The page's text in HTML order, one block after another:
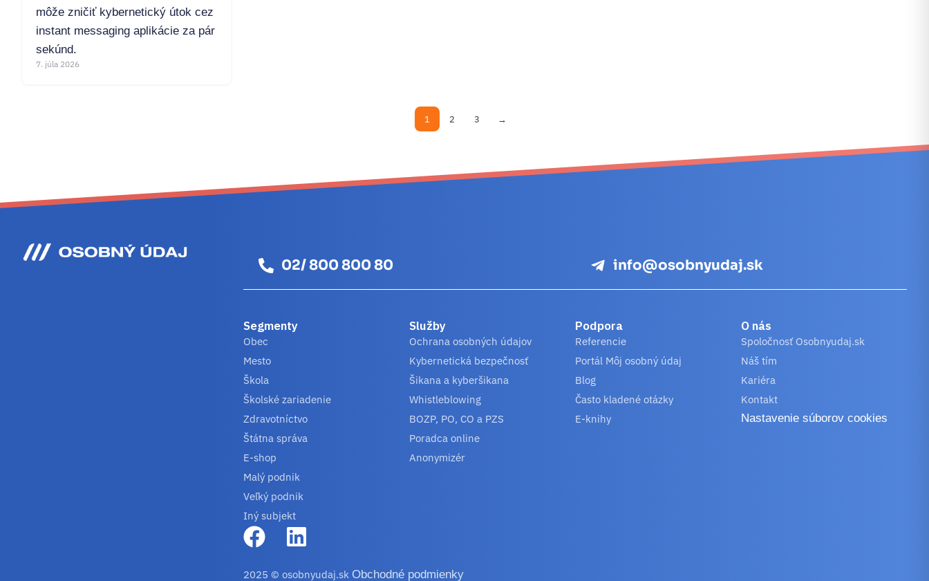
môže zničiť kybernetický útok cez
instant messaging aplikácie za pár
sekúnd.
7. júla 2026
1 2 3 →
02/ 800 800 80 info@osobnyudaj.sk
Segmenty
Obec
Mesto
Škola
Školské zariadenie
Zdravotníctvo
Štátna správa
E-shop
Malý podnik
Veľký podnik
Iný subjekt
Služby
Ochrana osobných údajov
Kybernetická bezpečnosť
Šikana a kyberšikana
Whistleblowing
BOZP, PO, CO a PZS
Poradca online
Anonymizér
Podpora
Referencie
Portál Môj osobný údaj
Blog
Často kladené otázky
E-knihy
O nás
Spoločnosť Osobnyudaj.sk
Náš tím
Kariéra
Kontakt
Nastavenie súborov cookies
2025 © osobnyudaj.sk Obchodné podmienky